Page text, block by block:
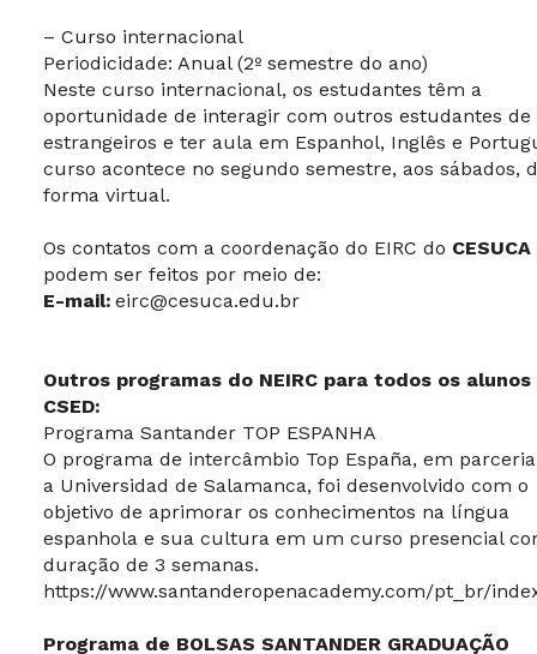
– Curso internacional
Periodicidade: Anual (2º semestre do ano)
Neste curso internacional, os estudantes têm a
oportunidade de interagir com outros estudantes de
estrangeiros e ter aula em Espanhol, Inglês e
curso acontece no segundo semestre, aos sábados,
forma virtual.
Os contatos com a coordenação do EIRC do CESUCA
podem ser feitos por meio de:
E-mail: eirc@cesuca.edu.br
Outros programas do NEIRC para todos os alunos
CSED:
Programa Santander TOP ESPANHA
O programa de intercâmbio Top España, em
a Universidad de Salamanca, foi desenvolvido com o
objetivo de aprimorar os conhecimentos na língua
espanhola e sua cultura em um curso presencial
duração de 3 semanas.
https://www.santanderopenacademy.com/pt_br/
Programa de BOLSAS SANTANDER GRADUAÇÃO